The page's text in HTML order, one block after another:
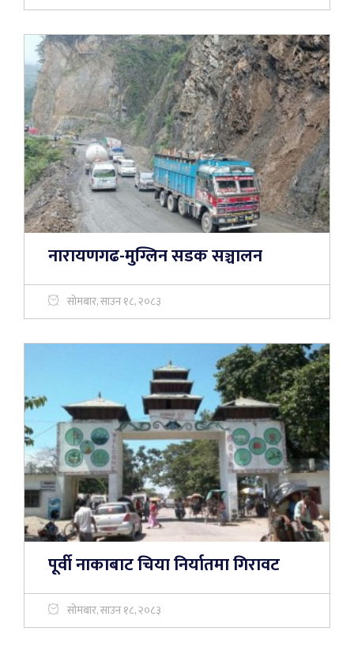
नारायणगढ-मुग्लिन सडक सञ्चालन
सोमबार, साउन १८, २०८३
पूर्वी नाकाबाट चिया निर्यातमा गिरावट
सोमबार, साउन १८, २०८३